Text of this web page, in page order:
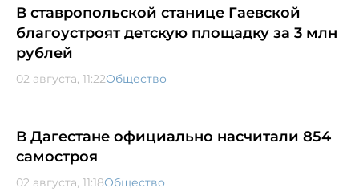
В ставропольской станице Гаевской
благоустроят детскую площадку за 3 млн
рублей
02 августа, 11:22Общество
В Дагестане официально насчитали 854
самостроя
02 августа, 11:18Общество